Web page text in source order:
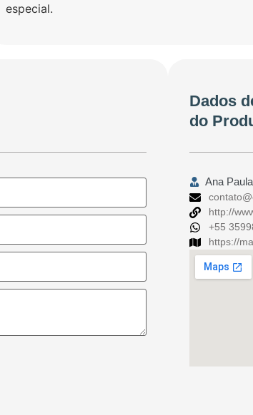
especial.
Dados
do
Ana
http://
+55
https://